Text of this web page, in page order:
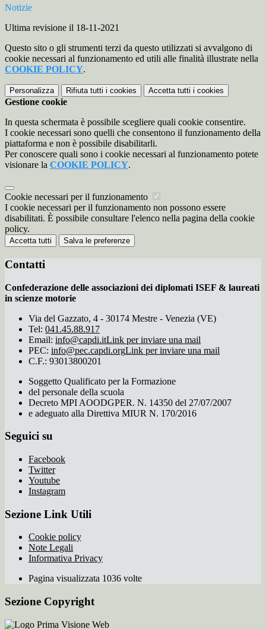
Notizie
Ultima revisione il 18-11-2021
Questo sito o gli strumenti terzi da questo utilizzati si avvalgono di
cookie necessari al funzionamento ed utili alle finalità illustrate nella
COOKIE POLICY.
Personalizza Rifiuta tutti i cookies Accetta tutti i cookies
Gestione cookie
In questa schermata è possibile scegliere quali cookie consentire.
I cookie necessari sono quelli che consentono il funzionamento della
piattaforma e non è possibile disabilitarli.
Per conoscere quali sono i cookie necessari al funzionamento potete
visionare la COOKIE POLICY.
Cookie necessari per il funzionamento
I cookie necessari per il funzionamento non possono essere
disabilitati. È possibile consultare l'elenco nella pagina della cookie
policy.
Accetta tutti Salva le preferenze
Contatti
Confederazione delle associazioni dei diplomati ISEF & laureati
in scienze motorie
Via del Gazzato, 4 - 30174 Mestre - Venezia (VE)
Tel: 041.45.88.917
Email: info@capdi.itLink per inviare una mail
PEC: info@pec.capdi.orgLink per inviare una mail
C.F.: 93013800201
Soggetto Qualificato per la Formazione
del personale della scuola
Decreto MPI AOODGPER. N. 14350 del 27/07/2007
e adeguato alla Direttiva MIUR N. 170/2016
Seguici su
Facebook
Twitter
Youtube
Instagram
Sezione Link Utili
Cookie policy
Note Legali
Informativa Privacy
Pagina visualizzata 1036 volte
Sezione Copyright